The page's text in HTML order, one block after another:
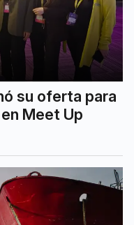
su oferta para
Meet Up